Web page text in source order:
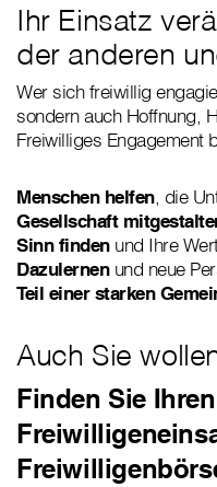
Ihr Einsatz
der anderen
Wer sich freiwillig
sondern auch Hoffnung,
Freiwilliges Engagement
Menschen helfen, die
Gesellschaft
Sinn findenund Ihre
Dazulernenund neue
Teil einer starken
Auch Sie
Finden Sie